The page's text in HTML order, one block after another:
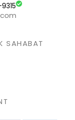
SAHABAT